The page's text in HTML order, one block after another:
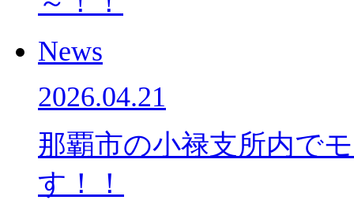
News
2026.04.21
那覇市の小禄支所内で
す！！